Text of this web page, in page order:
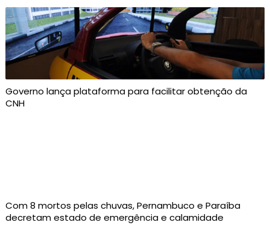
Governo lança plataforma para facilitar obtenção da
CNH
Com 8 mortos pelas chuvas, Pernambuco e Paraíba
decretam estado de emergência e calamidade